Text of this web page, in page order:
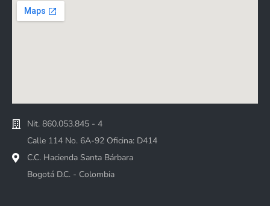
Nit. 860.053.845 - 4
Calle 114 No. 6A-92 Oficina: D414
C.C. Hacienda Santa Bárbara
Bogotá D.C. - Colombia